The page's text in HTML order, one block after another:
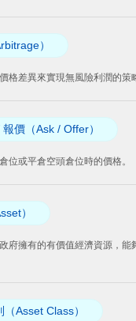
）
格差異來實現無風險利潤的策
價（Ask / Offer）
位或平倉空頭倉位時的價格。
）
府擁有的有價值經濟資源，能
Asset Class）